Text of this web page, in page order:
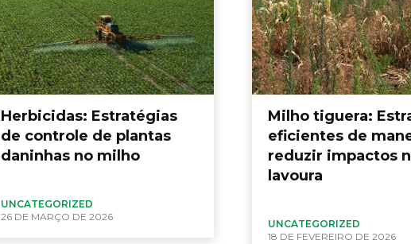
Herbicidas: Estratégias
de controle de plantas
daninhas no milho
UNCATEGORIZED
26 DE MARÇO DE 2026
Milho tiguera:
eficientes de
reduzir impactos
lavoura
UNCATEGORIZED
18 DE FEVEREIRO DE 2026